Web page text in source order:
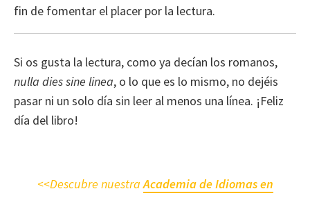
fin de fomentar el placer por la lectura.
Si os gusta la lectura, como ya decían los romanos,
nulla dies sine linea, o lo que es lo mismo, no dejéis
pasar ni un solo día sin leer al menos una línea. ¡Feliz
día del libro!
<<Descubre nuestraAcademia de Idiomas en